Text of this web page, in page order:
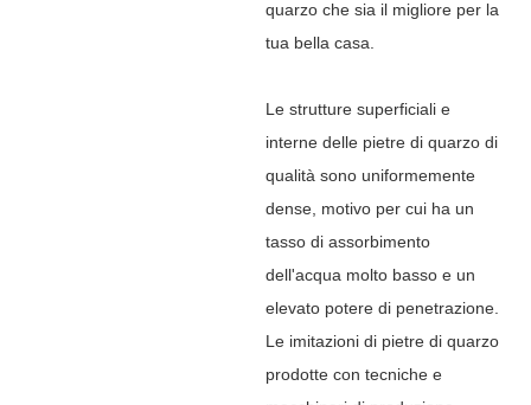
quarzo che sia il migliore per la
tua bella casa.
Le strutture superficiali e
interne delle pietre di quarzo di
qualità sono uniformemente
dense, motivo per cui ha un
tasso di assorbimento
dell'acqua molto basso e un
elevato potere di penetrazione.
Le imitazioni di pietre di quarzo
prodotte con tecniche e